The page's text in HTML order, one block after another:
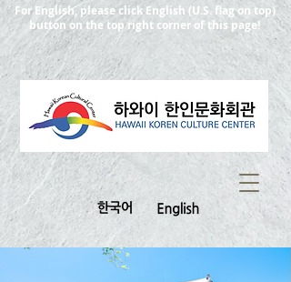
For English, please click English (U.S. flag on top)
button on the top right corner of this page!